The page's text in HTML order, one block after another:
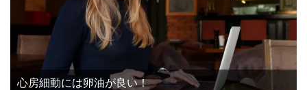
心房細動には卵油が良い！